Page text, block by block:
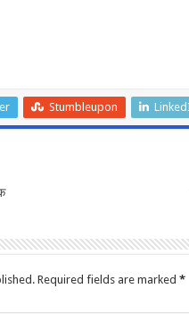
Stumbleupon
Required fields are marked *